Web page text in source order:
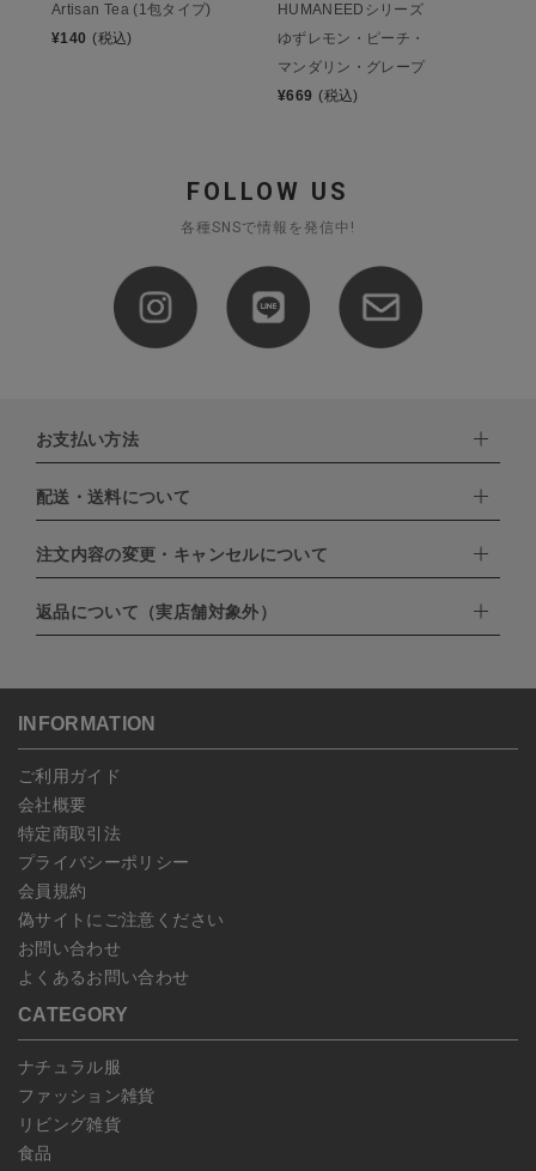
Artisan Tea (1包タイプ)
¥140 (税込)
HUMANEEDシリーズ
ゆずレモン・ピーチ・
マンダリン・グレープ
¥669 (税込)
FOLLOW US
各種SNSで情報を発信中!
お支払い方法
下記お支払い方法よりお選びいただけます。
・クレジットカード（VISA,mastercard,JCB,AMERICAN
EXPRESS,Diners Club）
・PayPay
・NP後払い
配送・送料について
配達業者：日本郵便
北海道：1,400円
沖縄：1,400円
注文内容の変更・キャンセルについて
ご注文日当日から翌日のAM9:00までにご連絡頂いた場合はキャン
セルは可能です。
ンセルしていただいた後、ご希望の商品のみ再度ご注文お願いしま
予約商品など一部キャンセルが出来ない場合がございます。あらか
じめご了承ください。
返品について（実店舗対象外）
こちらよりご依頼ください。
INFORMATION
ご利用ガイド
会社概要
特定商取引法
プライバシーポリシー
会員規約
偽サイトにご注意ください
お問い合わせ
よくあるお問い合わせ
CATEGORY
ナチュラル服
ファッション雑貨
リビング雑貨
食品